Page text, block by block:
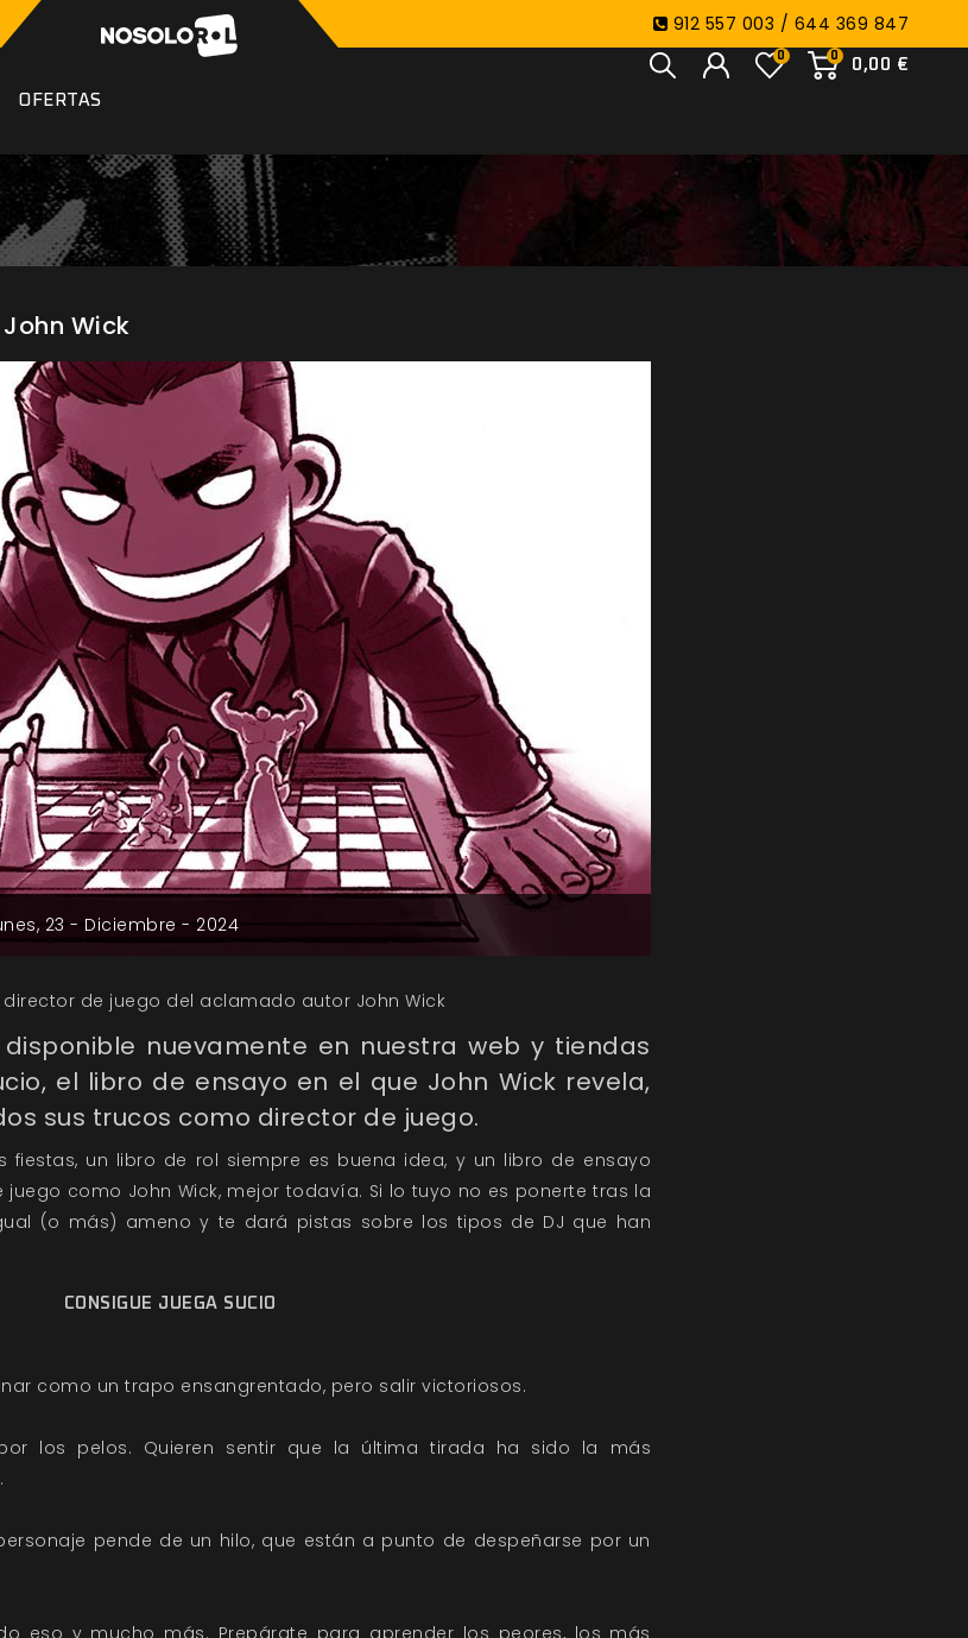
912 557 003 / 644 369 847
0
0,00 €
0
OFERTAS
Wick
23 - Diciembre - 2024
de juego del aclamado autor John Wick
nuevamente en nuestra web y tiendas
el libro de ensayo en el que John Wick revela,
sus trucos como director de juego.
fiestas, un libro de rol siempre es buena idea, y un libro de ensayo
como John Wick, mejor todavía. Si lo tuyo no es ponerte tras la
(o más) ameno y te dará pistas sobre los tipos de DJ que han
CONSIGUE JUEGA SUCIO
como un trapo ensangrentado, pero salir victoriosos.
los pelos. Quieren sentir que la última tirada ha sido la más
pende de un hilo, que están a punto de despeñarse por un
eso y mucho más. Prepárate para aprender los peores, los más